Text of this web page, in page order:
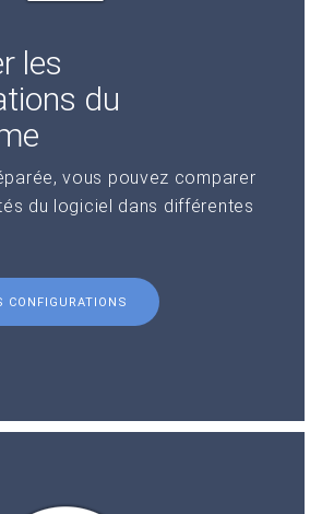
les
du
vous pouvez comparer
du logiciel dans différentes
CONFIGURATIONS